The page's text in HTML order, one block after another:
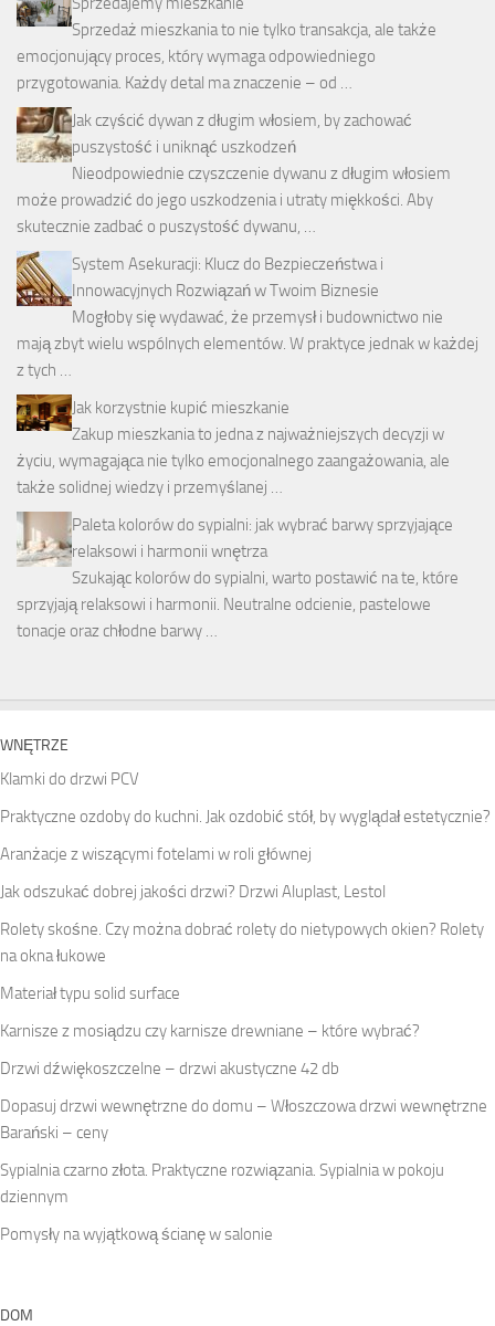
Sprzedaż mieszkania to nie tylko transakcja, ale także
emocjonujący proces, który wymaga odpowiedniego
przygotowania. Każdy detal ma znaczenie – od …
Jak czyścić dywan z długim włosiem, by zachować
puszystość i uniknąć uszkodzeń
Nieodpowiednie czyszczenie dywanu z długim włosiem
może prowadzić do jego uszkodzenia i utraty miękkości. Aby
skutecznie zadbać o puszystość dywanu, …
System Asekuracji: Klucz do Bezpieczeństwa i
Innowacyjnych Rozwiązań w Twoim Biznesie
Mogłoby się wydawać, że przemysł i budownictwo nie
mają zbyt wielu wspólnych elementów. W praktyce jednak w każdej
z tych …
Jak korzystnie kupić mieszkanie
Zakup mieszkania to jedna z najważniejszych decyzji w
życiu, wymagająca nie tylko emocjonalnego zaangażowania, ale
także solidnej wiedzy i przemyślanej …
Paleta kolorów do sypialni: jak wybrać barwy sprzyjające
relaksowi i harmonii wnętrza
Szukając kolorów do sypialni, warto postawić na te, które
sprzyjają relaksowi i harmonii. Neutralne odcienie, pastelowe
tonacje oraz chłodne barwy …
WNĘTRZE
Klamki do drzwi PCV
Praktyczne ozdoby do kuchni. Jak ozdobić stół, by wyglądał estetycznie?
Aranżacje z wiszącymi fotelami w roli głównej
Jak odszukać dobrej jakości drzwi? Drzwi Aluplast, Lestol
Rolety skośne. Czy można dobrać rolety do nietypowych okien? Rolety
na okna łukowe
Materiał typu solid surface
Karnisze z mosiądzu czy karnisze drewniane – które wybrać?
Drzwi dźwiękoszczelne – drzwi akustyczne 42 db
Dopasuj drzwi wewnętrzne do domu – Włoszczowa drzwi wewnętrzne
Barański – ceny
Sypialnia czarno złota. Praktyczne rozwiązania. Sypialnia w pokoju
dziennym
Pomysły na wyjątkową ścianę w salonie
DOM